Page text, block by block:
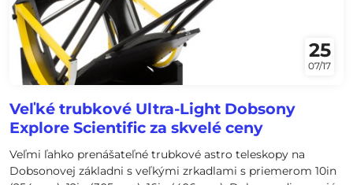
25
07/17
Veľké trubkové Ultra-Light Dobsony
Explore Scientific za skvelé ceny
Veľmi ľahko prenášateľné trubkové astro teleskopy na
Dobsonovej základni s veľkými zrkadlami s priemerom 10in